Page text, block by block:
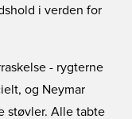
i verden for
- rygterne
og Neymar
støvler. Alle tabte